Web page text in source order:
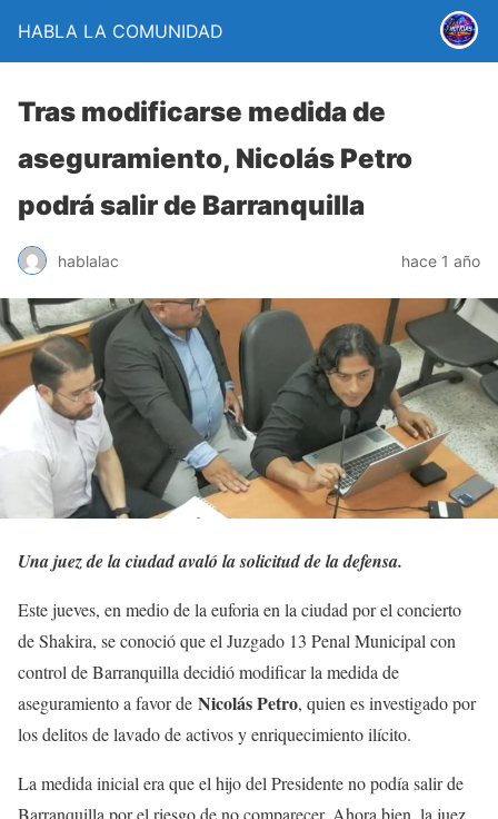
HABLA LA COMUNIDAD
Tras modificarse medida de
aseguramiento, Nicolás Petro
podrá salir de Barranquilla
hablalac hace 1 año
Una juez de la ciudad avaló la solicitud de la defensa.
Este jueves, en medio de la euforia en la ciudad por el concierto
de Shakira, se conoció que el Juzgado 13 Penal Municipal con
control de Barranquilla decidió modificar la medida de
aseguramiento a favor de Nicolás Petro, quien es investigado por
los delitos de lavado de activos y enriquecimiento ilícito.
La medida inicial era que el hijo del Presidente no podía salir de
Barranquilla por el riesgo de no comparecer. Ahora bien, la juez